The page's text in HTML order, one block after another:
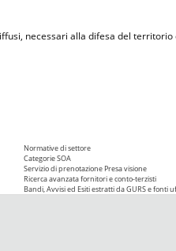
necessari alla difesa del
Normative di settore
Categorie SOA
Servizio di prenotazione Presa visione
Ricerca avanzata fornitori e conto-terzisti
Bandi, Avvisi ed Esiti estratti da GURS e fonti